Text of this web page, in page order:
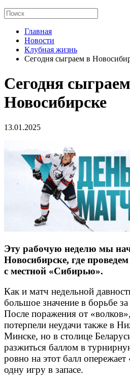
Главная
Новости
Клубная жизнь
Сегодня сыграем в
Сегодня
Новосибирске
13.01.2025
Эту рабочую неделю мы
Новосибирске, где
с местной «Сибирью».
Как и матч недельной
большое значение в борьбе
После поражения от
потерпели неудачи также в
Минске, но в столице
разжиться баллом в
ровно на этот балл
одну игру в запасе.